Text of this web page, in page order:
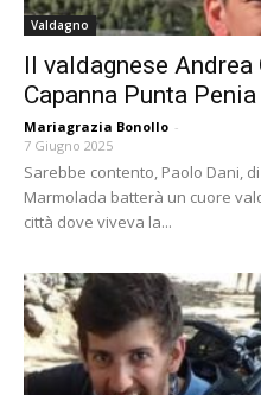
Valdagno
Il valdagnese
Capanna Punta
Mariagrazia Bonollo -
7 Giugno 2025
Sarebbe contento, Paolo Dani,
Marmolada batterà un cuore
città dove viveva la...